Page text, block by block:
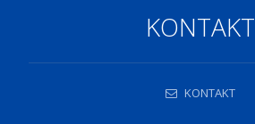
KONTAKT
KONTAKT